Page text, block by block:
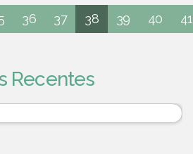
36 37 38 39 40 41
Recentes